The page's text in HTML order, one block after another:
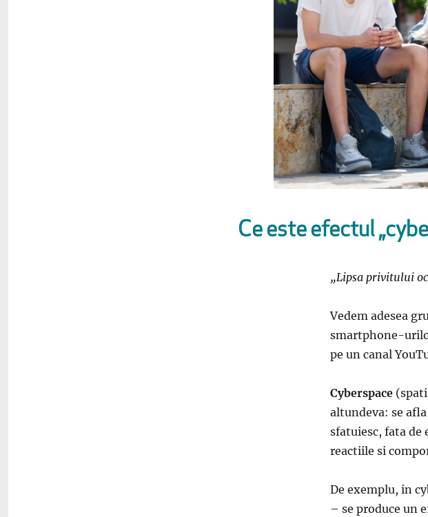
Ce este efectul
„Lipsa privitului
Vedem adesea
smartphone-
pe un canal
Cyberspace
altundeva: se
sfatuiesc, fata de
reactiile si
De exemplu, in
– se produce un